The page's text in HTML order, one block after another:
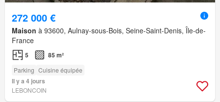
272 000 €
Maison à 93600, Aulnay-sous-Bois, Seine-Saint-Denis, Île-de-
France
5 85 m²
Parking Cuisine équipée
Il y a 4 jours
LEBONCOIN